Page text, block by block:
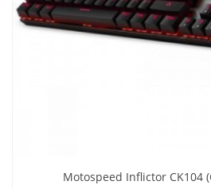
Motospeed Inflictor CK104